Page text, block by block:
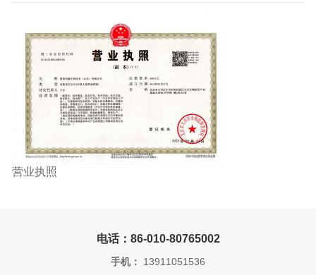
营业执照
电话：86-010-80765002
手机： 13911051536